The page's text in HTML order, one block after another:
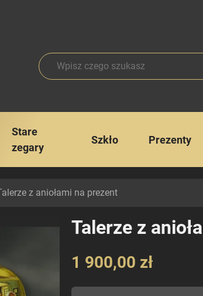
Stare
zegary
Szkło Prezenty
z aniołami na prezent
Talerze z
1 900,00 zł